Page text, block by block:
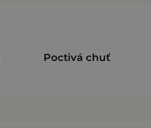
Poctivá chuť